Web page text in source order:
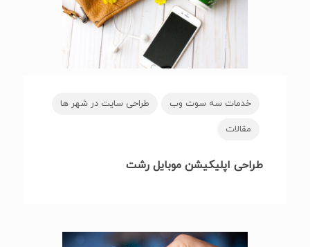
خدمات سه سوت وب طراحی سایت در شهر ها
مقالات
طراحی اپلیکیشن موبایل رشت